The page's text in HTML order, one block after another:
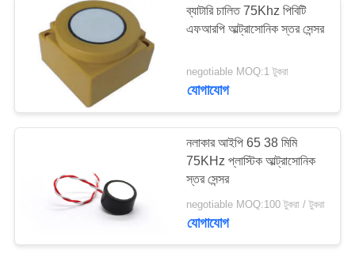
পাইজোইলেক্ট্রিক সিরামিকস
অতিস্বনক বুদ্বুদ সেন্সর
ব্যাটারি চালিত 75Khz পিবিটি
এফআরপি আল্ট্রাসোনিক স্তর সেন্সর
negotiable MOQ:1 টুকরা
যোগাযোগ
নলাকার আইপি 65 38 মিমি
75KHz প্লাস্টিক আল্ট্রাসোনিক
স্তর সেন্সর
negotiable MOQ:100 টুকরা / টুকরা
যোগাযোগ